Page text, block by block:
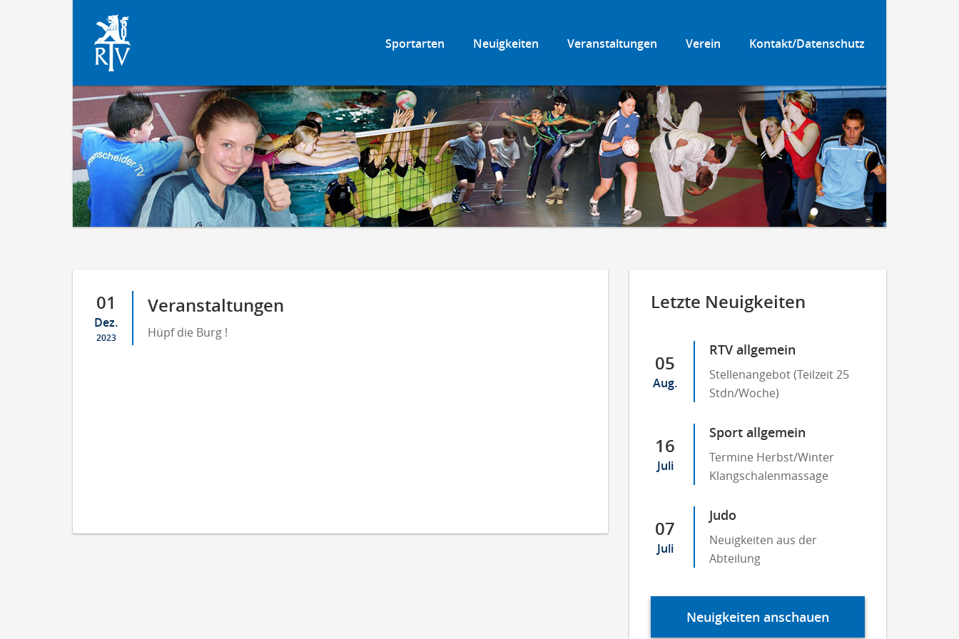
Kontakt/Datenschutz
Verein
Veranstaltungen
Neuigkeiten
Sportarten
01
Dez.
2023
Veranstaltungen
Hüpf die Burg !
Letzte Neuigkeiten
05
Aug.
RTV allgemein
Stellenangebot (Teilzeit 25
Stdn/Woche)
16
Juli
Sport allgemein
Termine Herbst/Winter
Klangschalenmassage
07
Juli
Judo
Neuigkeiten aus der
Abteilung
Neuigkeiten anschauen